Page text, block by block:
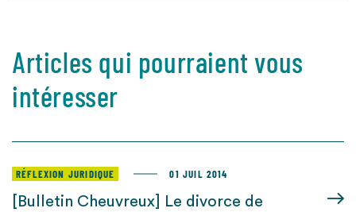
Articles qui pourraient vous
intéresser
RÉFLEXION JURIDIQUE 01 JUIL 2014
[Bulletin Cheuvreux] Le divorce de